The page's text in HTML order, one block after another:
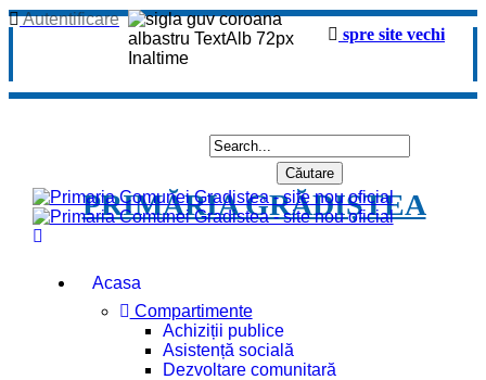
spre site vechi
Autentificare
PRIMĂRIA GRĂDIȘTEA
Acasa
Compartimente
Achiziții publice
Asistență socială
Dezvoltare comunitară